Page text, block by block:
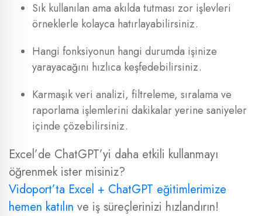
Sık kullanılan ama akılda tutması zor işlevleri
örneklerle kolayca hatırlayabilirsiniz.
Hangi fonksiyonun hangi durumda işinize
yarayacağını hızlıca keşfedebilirsiniz.
Karmaşık veri analizi, filtreleme, sıralama ve
raporlama işlemlerini dakikalar yerine saniyeler
içinde çözebilirsiniz.
Excel’de ChatGPT’yi daha etkili kullanmayı
öğrenmek ister misiniz?
Vidoport’ta Excel + ChatGPT eğitimlerimize
hemen katılın ve iş süreçlerinizi hızlandırın!